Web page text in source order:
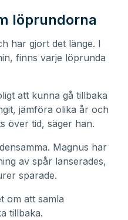
löprundorna
har gjort det länge. I
finns varje löprunda
att kunna gå tillbaka
jämföra olika år och
över tid, säger han.
Magnus har
av spår lanserades,
sparade.
om att samla
tillbaka.